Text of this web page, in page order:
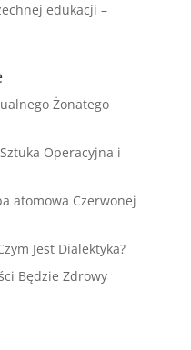
edukacji –
Żonatego
Operacyjna i
atomowa Czerwonej
Jest Dialektyka?
Będzie Zdrowy